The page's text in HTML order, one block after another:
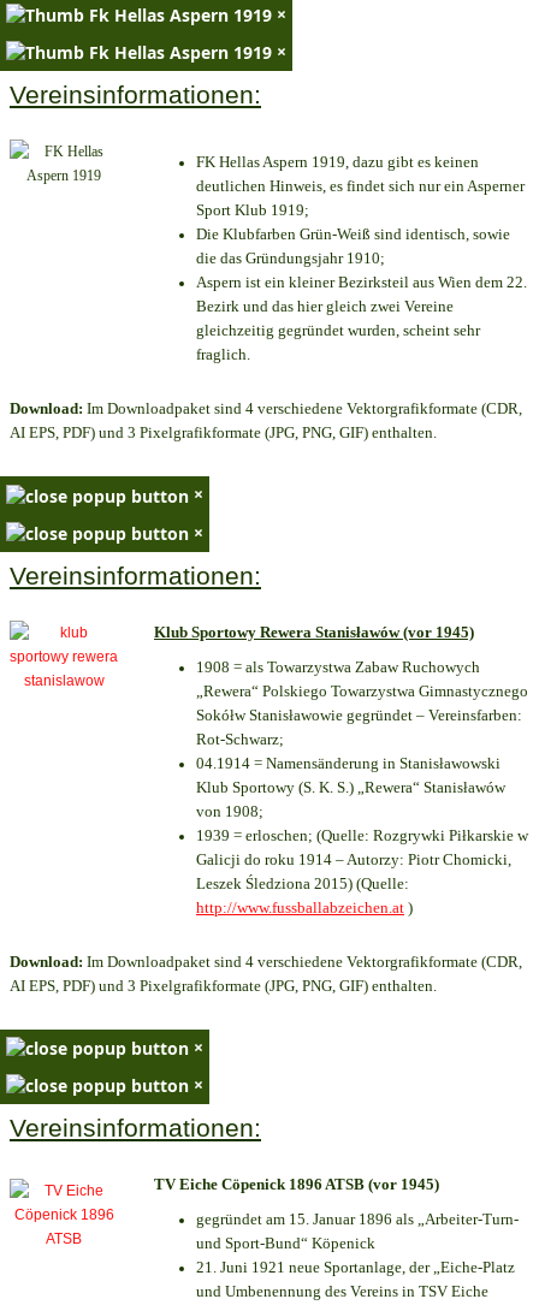
×
×
Vereinsinformationen:
FK Hellas Aspern 1919, dazu gibt es keinen
deutlichen Hinweis, es findet sich nur ein Asperner
Sport Klub 1919;
Die Klubfarben Grün-Weiß sind identisch, sowie
die das Gründungsjahr 1910;
Aspern ist ein kleiner Bezirksteil aus Wien dem 22.
Bezirk und das hier gleich zwei Vereine
gleichzeitig gegründet wurden, scheint sehr
fraglich.
Download: Im Downloadpaket sind 4 verschiedene Vektorgrafikformate (CDR,
AI EPS, PDF) und 3 Pixelgrafikformate (JPG, PNG, GIF) enthalten.
×
×
Vereinsinformationen:
Klub Sportowy Rewera Stanisławów (vor 1945)
1908 = als Towarzystwa Zabaw Ruchowych
„Rewera“ Polskiego Towarzystwa Gimnastycznego
Sokółw Stanisławowie gegründet – Vereinsfarben:
Rot-Schwarz;
04.1914 = Namensänderung in Stanisławowski
Klub Sportowy (S. K. S.) „Rewera“ Stanisławów
von 1908;
1939 = erloschen; (Quelle: Rozgrywki Piłkarskie w
Galicji do roku 1914 – Autorzy: Piotr Chomicki,
Leszek Śledziona 2015) (Quelle:
http://www.fussballabzeichen.at )
Download: Im Downloadpaket sind 4 verschiedene Vektorgrafikformate (CDR,
AI EPS, PDF) und 3 Pixelgrafikformate (JPG, PNG, GIF) enthalten.
×
×
Vereinsinformationen:
TV Eiche Cöpenick 1896 ATSB (vor 1945)
gegründet am 15. Januar 1896 als „Arbeiter-Turn-
und Sport-Bund“ Köpenick
21. Juni 1921 neue Sportanlage, der „Eiche-Platz
und Umbenennung des Vereins in TSV Eiche